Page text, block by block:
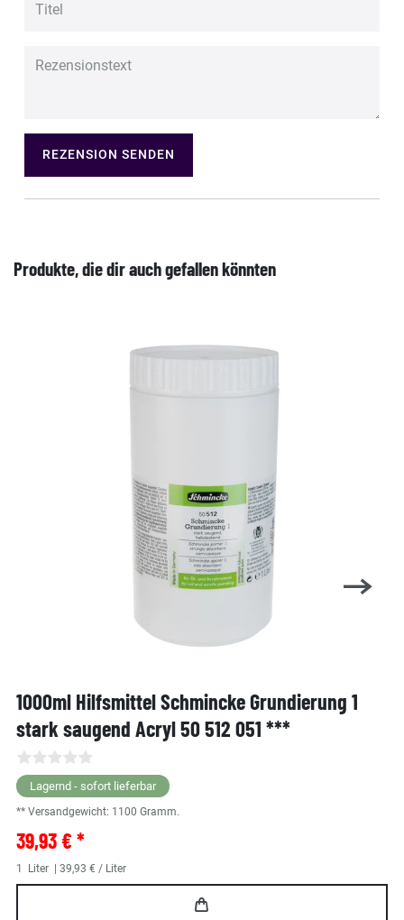
REZENSION SENDEN
Produkte, die dir auch gefallen könnten
1000ml Hilfsmittel Schmincke Grundierung 1
stark saugend Acryl 50 512 051 ***
Lagernd - sofort lieferbar
** Versandgewicht: 1100 Gramm.
39,93 € *
1 Liter | 39,93 € / Liter